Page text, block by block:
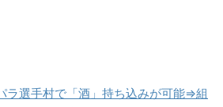
ラ選手村で「酒」持ち込みが可能⇒組